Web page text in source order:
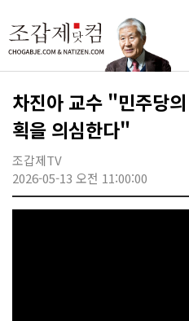
차진아 교수 "민주당
획을 의심한다"
조갑제TV
2026-05-13 오전 11:00:00